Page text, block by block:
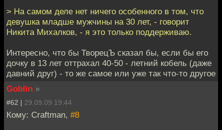
> На самом деле нет ничего особенного в том, что
девушка младше мужчины на 30 лет, - говорит
Никита Михалков, - я это только поддерживаю.
Интересно, что бы ТворецЪ сказал бы, если бы его
дочку в 13 лет оттрахал 40-50 - летний кобель (даже
давний друг) - то же самое или уже так что-то другое
Goblin »
#62 | 29.09.09 19:44
Кому: Craftman, #8